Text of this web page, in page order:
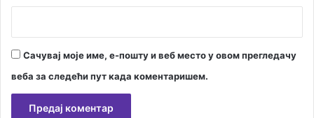
Сачувај моје име, е-пошту и веб место у овом прегледачу
веба за следећи пут када коментаришем.